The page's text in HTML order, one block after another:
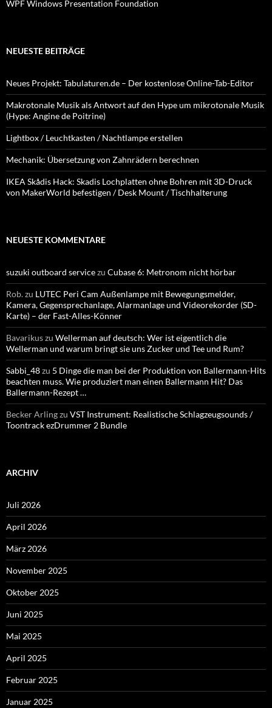
WPF Windows Presentation Foundation
NEUESTE BEITRÄGE
Neues Projekt: Tabulaturen.de – Der kostenlose Online-Tab-Editor
Makrotonale Musik als Antwort auf den Hype um mikrotonale Musik
(Hype: Angine de Poitrine)
Lightbox / Leuchtkasten / Nachtlampe erstellen
Mechanik: Übersetzung von Zahnrädern berechnen
IKEA Skådis Hack: Skadis Lochplatten ohne Bohren mit 3D-Druck
von MakerWorld befestigen / Desk Mount / Tischhalterung
NEUESTE KOMMENTARE
suzuki outboard servicezu Cubase 6: Metronom nicht hörbar
Rob.zu LUTEC Peri Cam Außenlampe mit Bewegungsmelder,
Kamera, Gegensprechanlage, Alarmanlage und Videorekorder (SD-
Karte) – der Fast-Alles-Könner
Bavarikuszu Wellerman auf deutsch: Wer ist eigentlich die
Wellerman und warum bringt sie uns Zucker und Tee und Rum?
Sabbi_48zu 5 Dinge die man bei der Produktion von Ballermann-Hits
beachten muss. Wie produziert man einen Ballermann Hit? Das
Ballermann-Rezept …
Becker Arlingzu VST Instrument: Realistische Schlagzeugsounds /
Toontrack ezDrummer 2 Bundle
ARCHIV
Juli 2026
April 2026
März 2026
November 2025
Oktober 2025
Juni 2025
Mai 2025
April 2025
Februar 2025
Januar 2025